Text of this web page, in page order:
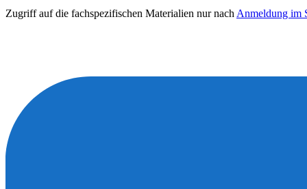
Zugriff auf die fachspezifischen Materialien nur nach Anmeldung im